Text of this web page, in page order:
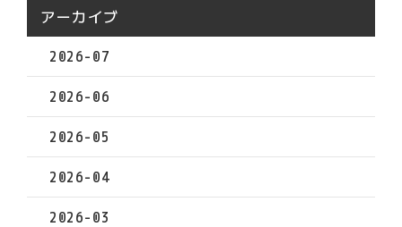
アーカイブ
2026-07
2026-06
2026-05
2026-04
2026-03